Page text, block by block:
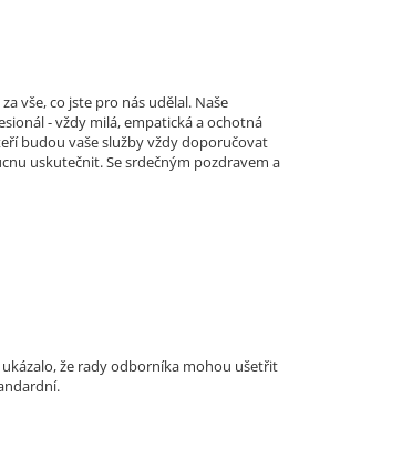
vše, co jste pro nás udělal. Naše
- vždy milá, empatická a ochotná
budou vaše služby vždy doporučovat
uskutečnit. Se srdečným pozdravem a
že rady odborníka mohou ušetřit